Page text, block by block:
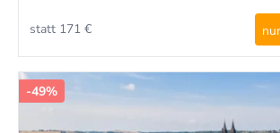
nur
statt 171 €
-49%